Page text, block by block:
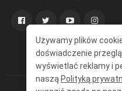
Używamy plików
doświadczenie
wyświetlać reklamy i
naszą Polityką